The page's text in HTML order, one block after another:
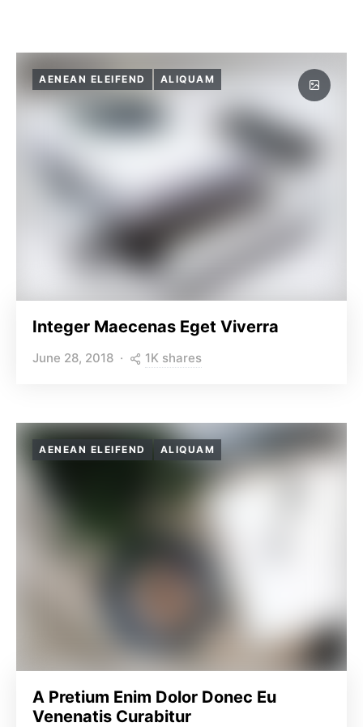
AENEAN ELEIFEND ALIQUAM
Integer Maecenas Eget Viverra
June 28, 2018 1K shares
AENEAN ELEIFEND ALIQUAM
A Pretium Enim Dolor Donec Eu
Venenatis Curabitur